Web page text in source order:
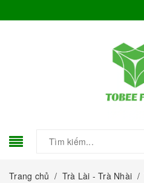
Trang chủ / Trà Lài - Trà Nhài /